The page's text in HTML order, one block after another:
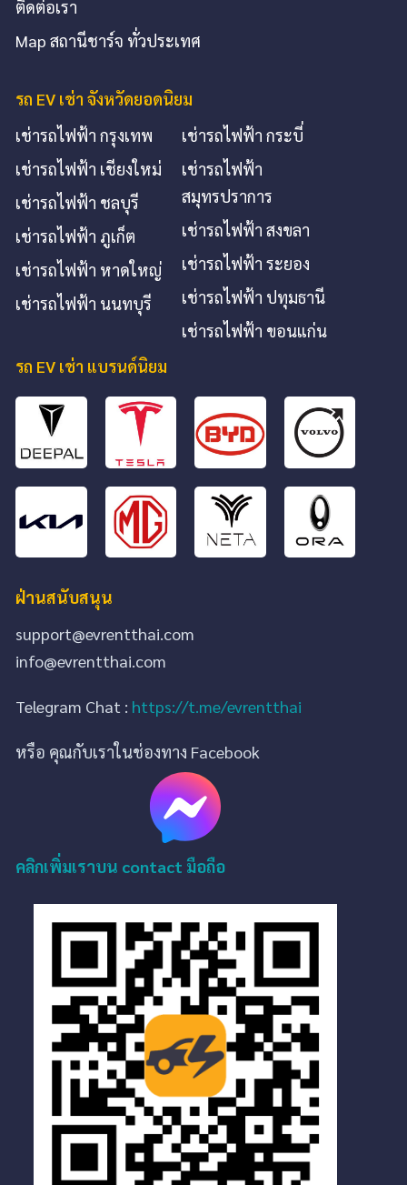
ติดต่อเรา
Map สถานีชาร์จ ทั่วประเทศ
รถ EV เช่า จังหวัดยอดนิยม
เช่ารถไฟฟ้า กรุงเทพ
เช่ารถไฟฟ้า เชียงใหม่
เช่ารถไฟฟ้า ชลบุรี
เช่ารถไฟฟ้า ภูเก็ต
เช่ารถไฟฟ้า หาดใหญ่
เช่ารถไฟฟ้า นนทบุรี
เช่ารถไฟฟ้า กระบี่
เช่ารถไฟฟ้า
สมุทรปราการ
เช่ารถไฟฟ้า สงขลา
เช่ารถไฟฟ้า ระยอง
เช่ารถไฟฟ้า ปทุมธานี
เช่ารถไฟฟ้า ขอนแก่น
รถ EV เช่า แบรนด์นิยม
ฝ่านสนับสนุน
support@evrentthai.com
info@evrentthai.com
Telegram Chat : https://t.me/evrentthai
หรือ คุณกับเราในช่องทาง Facebook
คลิกเพิ่มเราบน contact มือถือ